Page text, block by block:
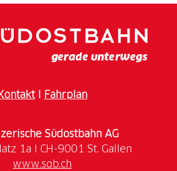
Informations-Tafel auf das
lang - sowie auf die
I Fahrplan
Südostbahn AG
www.sob.ch